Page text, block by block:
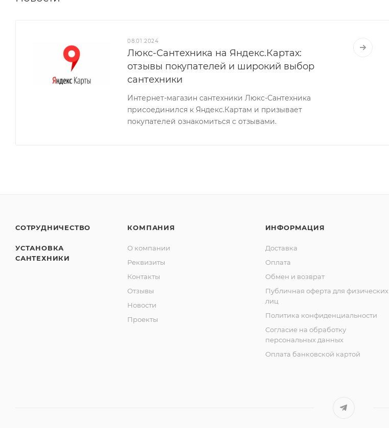
08.01.2024
Люкс-Сантехника на Яндекс.Картах:
отзывы покупателей и широкий выбор
сантехники
Интернет-магазин сантехники Люкс-Сантехника
присоединился к Яндекс.Картам и призывает
покупателей ознакомиться с отзывами.
СОТРУДНИЧЕСТВО
УСТАНОВКА
САНТЕХНИКИ
КОМПАНИЯ
О компании
Реквизиты
Контакты
Отзывы
Новости
Проекты
ИНФОРМАЦИЯ
Доставка
Оплата
Обмен и возврат
Публичная оферта для физических
лиц
Политика конфиденциальности
Согласие на обработку
персональных данных
Оплата банковской картой